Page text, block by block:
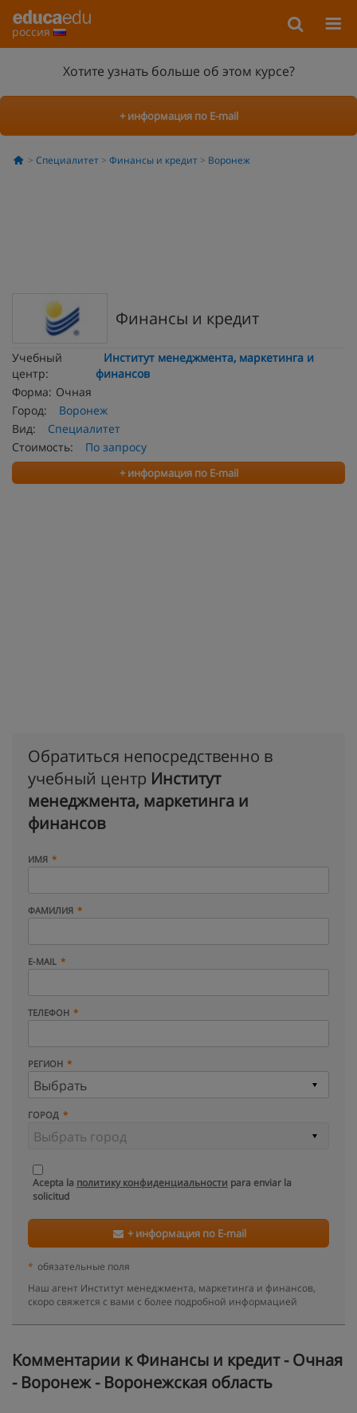
россия
Хотите узнать больше об этом курсе?
+ информация по E-mail
Специалитет Финансы и кредит Воронеж
Финансы и кредит
Учебный
центр:
Институт менеджмента, маркетинга и
финансов
Форма: Очная
Город:
Воронеж
Вид:
Специалитет
Стоимость:
По запросу
+ информация по E-mail
Обратиться непосредственно в
учебный центр Институт
менеджмента, маркетинга и
финансов
ИМЯ
ФАМИЛИЯ
E-MAIL
ТЕЛЕФОН
РЕГИОН
ГОРОД
Acepta la политику конфиденциальности para enviar la
solicitud
+ информация по E-mail
* обязательные поля
Наш агент Институт менеджмента, маркетинга и финансов,
скоро свяжется с вами с более подробной информацией
Kомментарии к Финансы и кредит - Очная
- Воронеж - Воронежская область